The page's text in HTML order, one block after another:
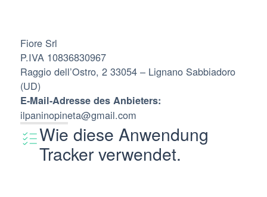
Fiore Srl
P.IVA 10836830967
Raggio dell’Ostro, 2 33054 – Lignano Sabbiadoro
(UD)
E-Mail-Adresse des Anbieters:
ilpaninopineta@gmail.com
Wie diese Anwendung
Tracker verwendet.